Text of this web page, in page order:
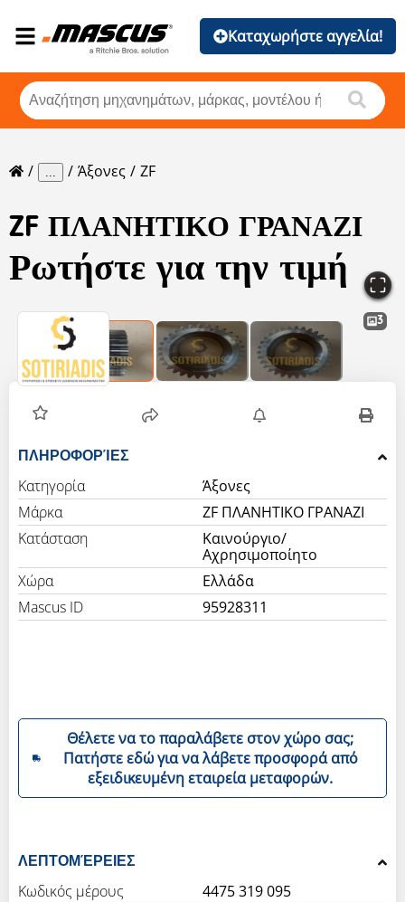
Καταχωρήστε αγγελία!
... Άξονες ZF
ZF ΠΛΑΝΗΤΙΚΟ ΓΡΑΝΑΖΙ
Ρωτήστε για την τιμή
3
ΠΛΗΡΟΦΟΡΊΕΣ
Κατηγορία
Άξονες
Μάρκα
ZF ΠΛΑΝΗΤΙΚΟ ΓΡΑΝΑΖΙ
Κατάσταση
Καινούργιο/
Αχρησιμοποίητο
Χώρα
Ελλάδα
Mascus ID
95928311
Θέλετε να το παραλάβετε στον χώρο σας;
Πατήστε εδώ για να λάβετε προσφορά από
εξειδικευμένη εταιρεία μεταφορών.
ΛΕΠΤΟΜΈΡΕΙΕΣ
Κωδικός μέρους
4475 319 095